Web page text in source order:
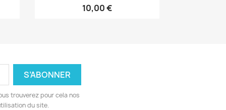
10,00 €
trouverez pour cela nos
du site.